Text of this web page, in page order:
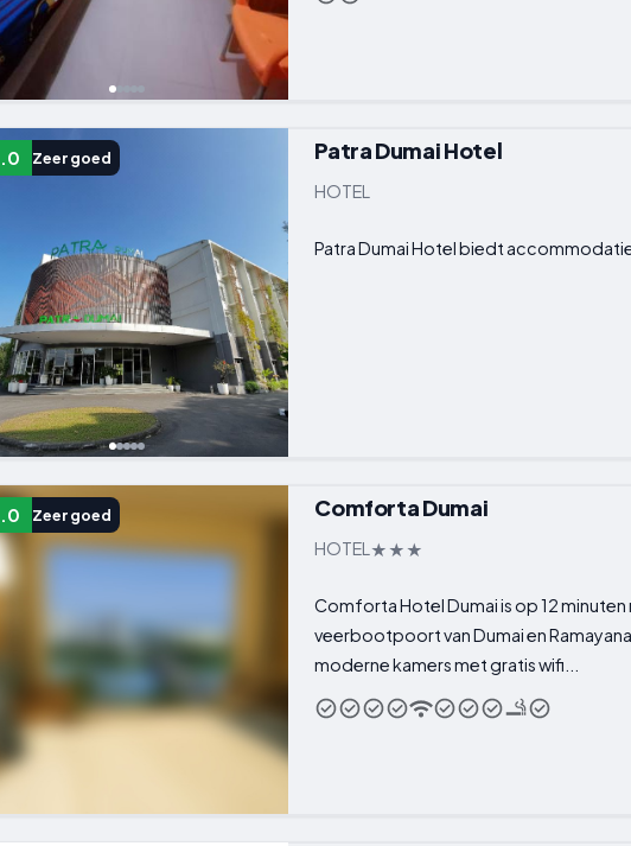
Zeer goed Patra Dumai Hotel
HOTEL
Patra Dumai Hotel biedt accommodatie
Zeer goed Comforta Dumai
HOTEL
Comforta Hotel Dumai is op 12 minuten
veerbootpoort van Dumai en
moderne kamers met gratis wifi...